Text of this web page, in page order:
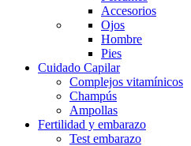
Accesorios
Ojos
Hombre
Pies
Cuidado Capilar
Complejos vitamínicos
Champús
Ampollas
Fertilidad y embarazo
Test embarazo